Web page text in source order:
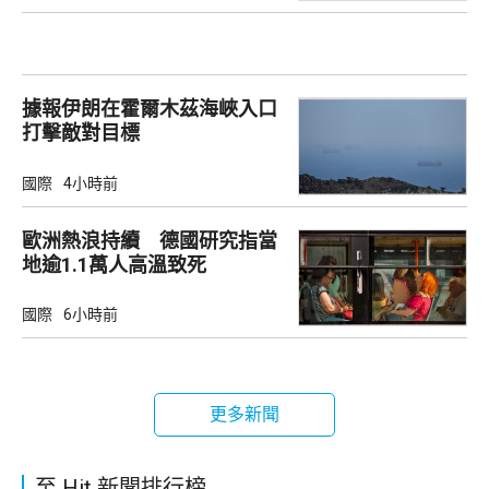
據報伊朗在霍爾木茲海峽入口
打擊敵對目標
國際 4小時前
歐洲熱浪持續 德國研究指當
地逾1.1萬人高溫致死
國際 6小時前
更多新聞